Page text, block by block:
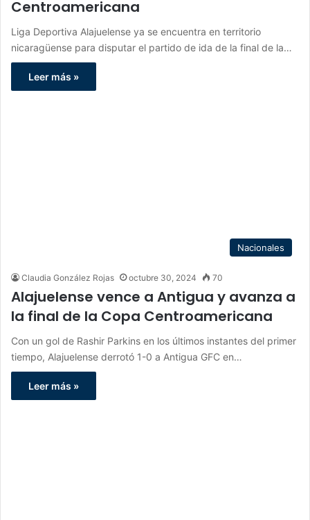
Centroamericana
Liga Deportiva Alajuelense ya se encuentra en territorio
nicaragüense para disputar el partido de ida de la final de la…
Leer más »
Nacionales
Claudia González Rojas octubre 30, 2024 70
Alajuelense vence a Antigua y avanza a
la final de la Copa Centroamericana
Con un gol de Rashir Parkins en los últimos instantes del primer
tiempo, Alajuelense derrotó 1-0 a Antigua GFC en…
Leer más »